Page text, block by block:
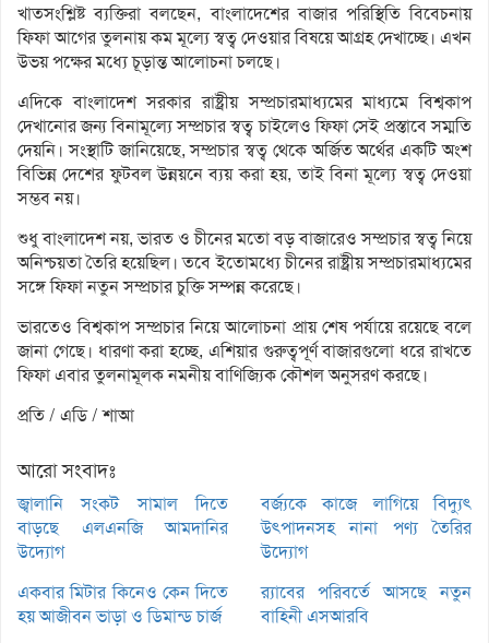
খাতসংশ্লিষ্ট ব্যক্তিরা বলছেন, বাংলাদেশের বাজার পরিস্থিতি বিবেচনায়
ফিফা আগের তুলনায় কম মূল্যে স্বত্ব দেওয়ার বিষয়ে আগ্রহ দেখাচ্ছে। এখন
উভয় পক্ষের মধ্যে চূড়ান্ত আলোচনা চলছে।
এদিকে বাংলাদেশ সরকার রাষ্ট্রীয় সম্প্রচারমাধ্যমের মাধ্যমে বিশ্বকাপ
দেখানোর জন্য বিনামূল্যে সম্প্রচার স্বত্ব চাইলেও ফিফা সেই প্রস্তাবে সম্মতি
দেয়নি। সংস্থাটি জানিয়েছে, সম্প্রচার স্বত্ব থেকে অর্জিত অর্থের একটি অংশ
বিভিন্ন দেশের ফুটবল উন্নয়নে ব্যয় করা হয়, তাই বিনা মূল্যে স্বত্ব দেওয়া
সম্ভব নয়।
শুধু বাংলাদেশ নয়, ভারত ও চীনের মতো বড় বাজারেও সম্প্রচার স্বত্ব নিয়ে
অনিশ্চয়তা তৈরি হয়েছিল। তবে ইতোমধ্যে চীনের রাষ্ট্রীয় সম্প্রচারমাধ্যমের
সঙ্গে ফিফা নতুন সম্প্রচার চুক্তি সম্পন্ন করেছে।
ভারতেও বিশ্বকাপ সম্প্রচার নিয়ে আলোচনা প্রায় শেষ পর্যায়ে রয়েছে বলে
জানা গেছে। ধারণা করা হচ্ছে, এশিয়ার গুরুত্বপূর্ণ বাজারগুলো ধরে রাখতে
ফিফা এবার তুলনামূলক নমনীয় বাণিজ্যিক কৌশল অনুসরণ করছে।
প্রতি / এডি / শাআ
আরো সংবাদঃ
জ্বালানি সংকট সামাল দিতে
বাড়ছে এলএনজি আমদানির
উদ্যোগ
বর্জ্যকে কাজে লাগিয়ে বিদ্যুৎ
উৎপাদনসহ নানা পণ্য তৈরির
উদ্যোগ
একবার মিটার কিনেও কেন দিতে
হয় আজীবন ভাড়া ও ডিমান্ড চার্জ
র‌্যাবের পরিবর্তে আসছে নতুন
বাহিনী এসআরবি